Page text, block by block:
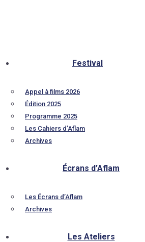
Festival
Appel à films 2026
Édition 2025
Programme 2025
Les Cahiers d’Aflam
Archives
Écrans d’Aflam
Les Écrans d’Aflam
Archives
Les Ateliers